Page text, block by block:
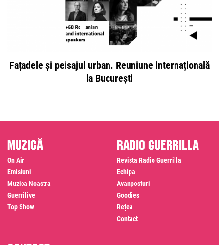
Fațadele și peisajul urban. Reuniune internațională
la București
Muzică
On Air
Emisiuni
Muzica Noastra
Guerrilive
Top Show
Radio Guerrilla
Revista Radio Guerrilla
Echipa
Avanposturi
Goodies
Rețea
Contact